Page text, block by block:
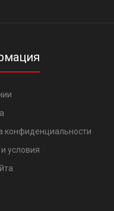
конфиденциальности
условия